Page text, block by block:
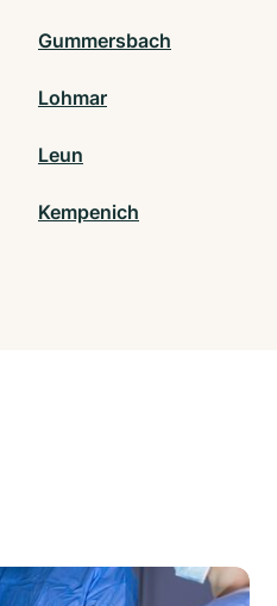
Gummersbach
Lohmar
Leun
Kempenich